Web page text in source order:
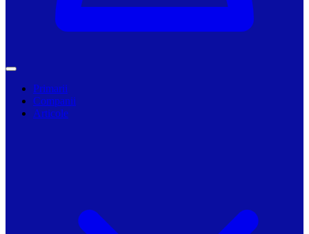
Primarii
Companii
Articole